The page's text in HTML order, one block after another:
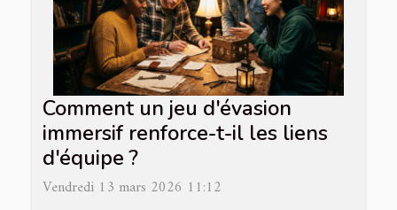
Comment un jeu d'évasion
immersif renforce-t-il les liens
d'équipe ?
Vendredi 13 mars 2026 11:12